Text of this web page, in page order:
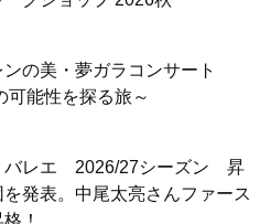
の美・夢ガラコンサート
可能性を探る旅～
バレエ 2026/27シーズン 昇
発表。中尾太亮さんファース